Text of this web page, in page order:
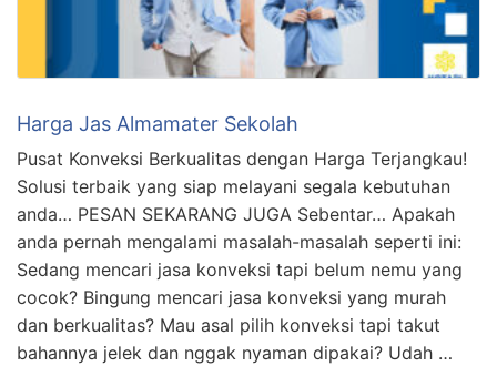
Harga Jas Almamater Sekolah
Pusat Konveksi Berkualitas dengan Harga Terjangkau!
Solusi terbaik yang siap melayani segala kebutuhan
anda… PESAN SEKARANG JUGA Sebentar… Apakah
anda pernah mengalami masalah-masalah seperti ini:
Sedang mencari jasa konveksi tapi belum nemu yang
cocok? Bingung mencari jasa konveksi yang murah
dan berkualitas? Mau asal pilih konveksi tapi takut
bahannya jelek dan nggak nyaman dipakai? Udah …